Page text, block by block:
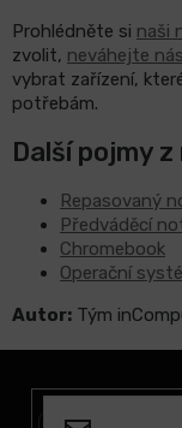
Prohlédněte si naši
zvolit, neváhejte
vybrat zařízení,
potřebám.
Další pojmy
Repasovaný
Předváděcí
Chromebook
Operační
Autor: Tým